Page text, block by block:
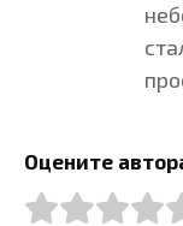
Оцените